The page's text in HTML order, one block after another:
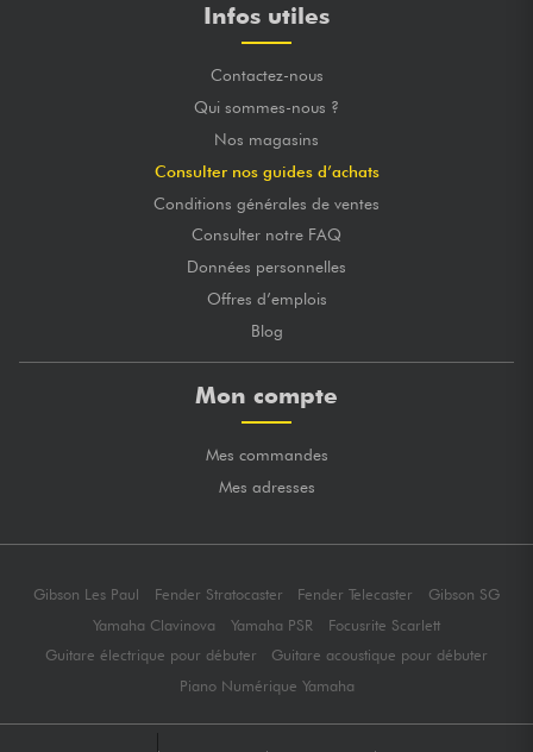
Infos utiles
Contactez-nous
Qui sommes-nous ?
Nos magasins
Consulter nos guides d’achats
Conditions générales de ventes
Consulter notre FAQ
Données personnelles
Offres d’emplois
Blog
Mon compte
Mes commandes
Mes adresses
Gibson Les Paul Fender Stratocaster Fender Telecaster
Gibson SG
Yamaha Clavinova
Yamaha PSR
Focusrite Scarlett
Guitare électrique pour débuter
Guitare acoustique pour débuter
Piano Numérique Yamaha